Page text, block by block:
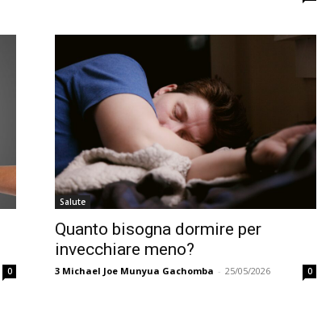
0
Salute
Quanto bisogna dormire per
invecchiare meno?
3 Michael Joe Munyua Gachomba - 25/05/2026 0